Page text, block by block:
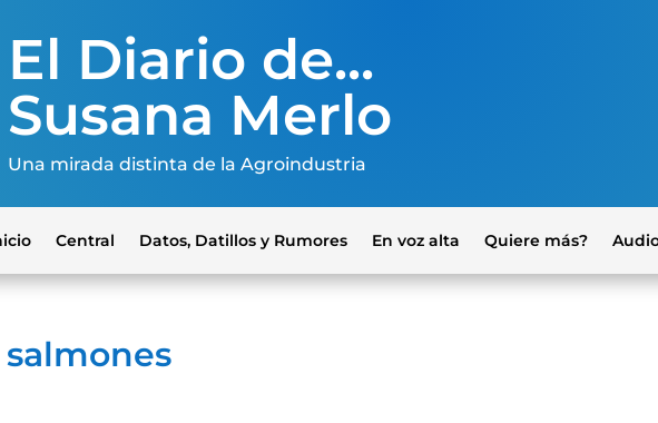
El Diario de...
Susana Merlo
Una mirada distinta de la Agroindustria
Central Datos, Datillos y Rumores En voz alta Quiere más?